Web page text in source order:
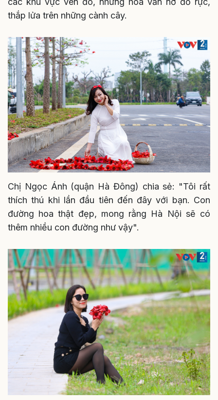
thắp lửa trên những cành cây.
Chị Ngọc Ánh (quận Hà Đông) chia sẻ: "Tôi rất
thích thú khi lần đầu tiên đến đây với bạn. Con
đường hoa thật đẹp, mong rằng Hà Nội sẽ có
thêm nhiều con đường như vậy".